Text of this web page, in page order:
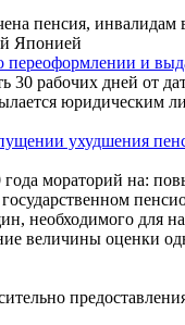
пенсия,
Японией
и
30 рабочих дней от
ухудшения
мораторий на:
необходимого для
величины оценки